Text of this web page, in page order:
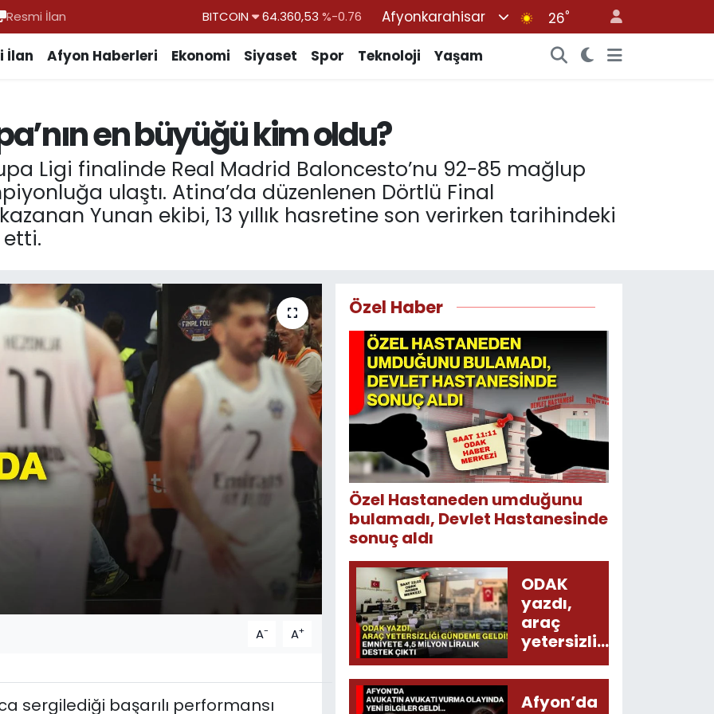
Resmi İlan DOLAR 47,7143 %0.16
EURO
55,0317
%-0.02
BİST100
13.887 %64
Afyonkarahisar 26°
İlan Afyon Haberleri Ekonomi Siyaset Spor Teknoloji Yaşam
en büyüğü kim oldu?
Ligi finalinde Real Madrid Baloncesto’nu 92-85 mağlup
ulaştı. Atina’da düzenlenen Dörtlü Final
Yunan ekibi, 13 yıllık hasretine son verirken tarihindeki
etti.
A- A+
sergilediği başarılı performansı
Özel Haber
Özel Hastaneden umduğunu
bulamadı, Devlet Hastanesinde
sonuç aldı
ODAK
yazdı,
araç
yetersizliği
gündeme
geldi!
Emniyete
Afyon’da